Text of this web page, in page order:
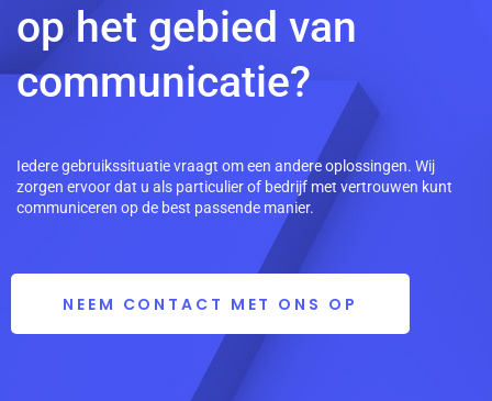
op het gebied van
communicatie?
Iedere gebruikssituatie vraagt om een andere oplossingen. Wij
zorgen ervoor dat u als particulier of bedrijf met vertrouwen kunt
communiceren op de best passende manier.
NEEM CONTACT MET ONS OP